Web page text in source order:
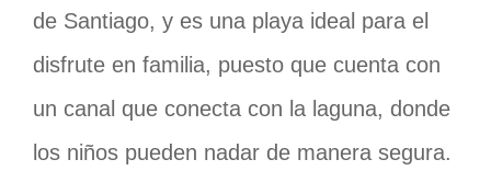
de Santiago, y es una playa ideal para el
disfrute en familia, puesto que cuenta con
un canal que conecta con la laguna, donde
los niños pueden nadar de manera segura.